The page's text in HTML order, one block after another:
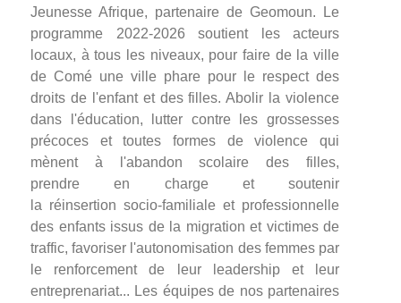
Jeunesse Afrique, partenaire de Geomoun. Le
programme 2022-2026 soutient les acteurs
locaux, à tous les niveaux, pour faire de la ville
de Comé une ville phare pour le respect des
droits de l'enfant et des filles. Abolir la violence
dans l'éducation, lutter contre les grossesses
précoces et toutes formes de violence qui
mènent à l'abandon scolaire des filles,
prendre en charge et soutenir
la réinsertion socio-familiale et professionnelle
des enfants issus de la migration et victimes de
traffic, favoriser l'autonomisation des femmes par
le renforcement de leur leadership et leur
entreprenariat... Les équipes de nos partenaires